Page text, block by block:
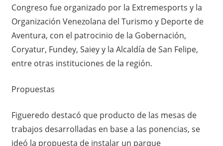
Congreso fue organizado por la Extremesports y la
Organización Venezolana del Turismo y Deporte de
Aventura, con el patrocinio de la Gobernación,
Coryatur, Fundey, Saiey y la Alcaldía de San Felipe,
entre otras instituciones de la región.
Propuestas
Figueredo destacó que producto de las mesas de
trabajos desarrolladas en base a las ponencias, se
ideó la propuesta de instalar un parque